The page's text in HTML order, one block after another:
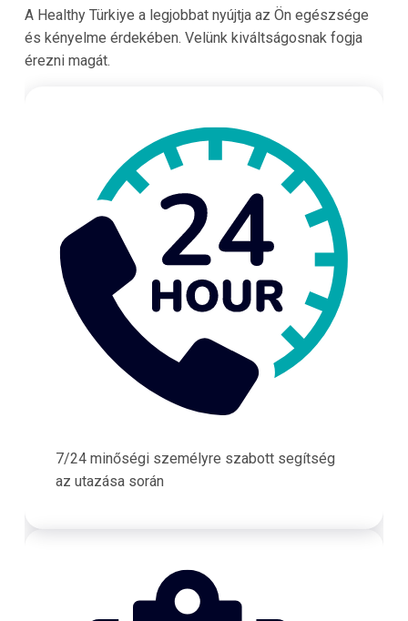
A Healthy Türkiye a legjobbat nyújtja az Ön egészsége
és kényelme érdekében. Velünk kiváltságosnak fogja
érezni magát.
7/24 minőségi személyre szabott segítség
az utazása során